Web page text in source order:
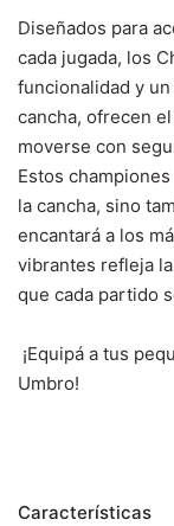
Diseñados para
cada jugada, los
funcionalidad y
cancha, ofrecen
moverse con
Estos
la cancha, sino
encantará a los
vibrantes refleja
que cada partido
¡Equipá a tus
Umbro!
Características